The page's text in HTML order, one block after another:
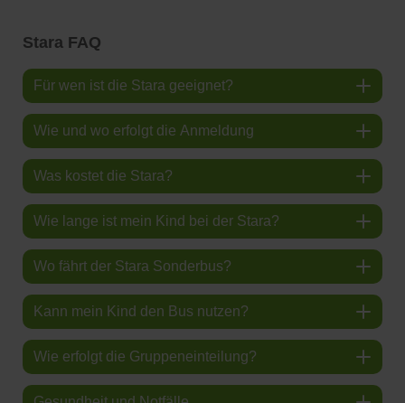
Stara FAQ
Für wen ist die Stara geeignet?
Wie und wo erfolgt die Anmeldung
Was kostet die Stara?
Wie lange ist mein Kind bei der Stara?
Wo fährt der Stara Sonderbus?
Kann mein Kind den Bus nutzen?
Wie erfolgt die Gruppeneinteilung?